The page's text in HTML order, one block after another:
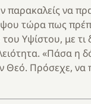
να
τώρα πως
Υψίστου, με τι
«Πάσα η
Θεό. Πρόσεχε, να